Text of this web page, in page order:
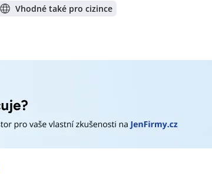
Vhodné také pro cizince